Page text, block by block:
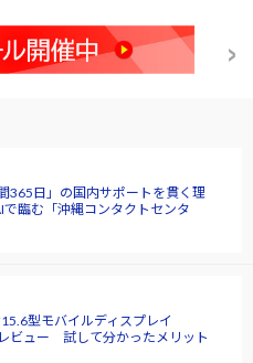
365日」の国内サポートを貫く理
臨む「沖縄コンタクトセンタ
型モバイルディスプレイ
ビュー 試して分かったメリット